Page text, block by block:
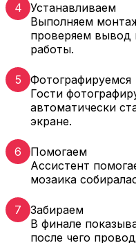
4
Устанавливаем
Выполняем
проверяем вывод
работы.
5
Фотографируемся
Гости
автоматически
экране.
6
Помогаем
Ассистент
мозаика
7
Забираем
В финале
после чего